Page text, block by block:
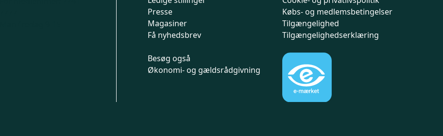
Presse
Magasiner
Få nyhedsbrev
Besøg også
Økonomi- og gældsrådgivning
Købs- og medlemsbetingelser
Tilgængelighed
Tilgængelighedserklæring